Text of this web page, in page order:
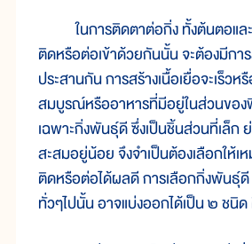
ในการติดตาต่อกิ่ง ทั้งต้นตอแล
ติดหรือต่อเข้าด้วยกันนั้น จะต้องมีการ
ประสานกัน การสร้างเนื้อเยื่อจะเร็ว
สมบูรณ์หรืออาหารที่มีอยู่ในส่วนของ
เฉพาะกิ่งพันธุ์ดี ซึ่งเป็นชิ้นส่วนที่เล็ก
สะสมอยู่น้อย จึงจำเป็นต้องเลือกให้เ
ติดหรือต่อได้ผลดี การเลือกกิ่งพันธุ์
ทั่วๆไปนั้น อาจแบ่งออกได้เป็น ๒ ชนิ